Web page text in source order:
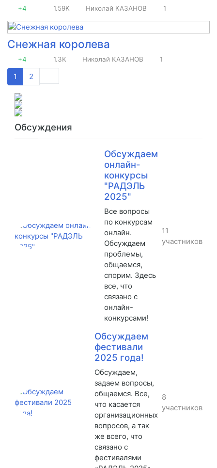
+4 1.59K Николай КАЗАНОВ 1
Снежная королева
+4 1.3K Николай КАЗАНОВ 1
1 2
Обсуждения
Обсуждаем
онлайн-
конкурсы
"РАДЭЛЬ
2025"
Все вопросы
по конкурсам
онлайн.
Обсуждаем
проблемы,
общаемся,
спорим. Здесь
все, что
связано с
онлайн-
конкурсами!
11
участников
Обсуждаем
фестивали
2025 года!
Обсуждаем,
задаем вопросы,
общаемся. Все,
что касается
организационных
вопросов, а так
же всего, что
связано с
фестивалями
8
участников